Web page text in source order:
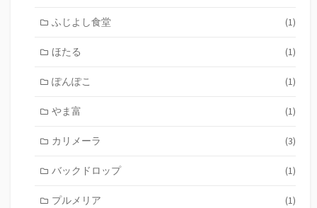
ふじよし食堂 (1)
ほたる (1)
ぽんぽこ (1)
やま富 (1)
カリメーラ (3)
バックドロップ (1)
プルメリア (1)